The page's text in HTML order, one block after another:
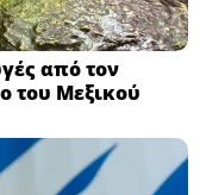
από τον
του Μεξικού